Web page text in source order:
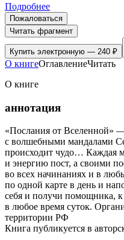
Подробнее
Пожаловаться
Читать фрагмент
Купить электронную — 240 ₽
О книгеОглавлениеЧитать
О книге
аннотация
«Послания от Вселенной»
с волшебными мандалами
происходит чудо… Каждая
и энергию пост, а своими
во всех начинаниях и в
по одной карте в день и
себя и получи помощника,
в любое время суток.
территории РФ
Книга публикуется в